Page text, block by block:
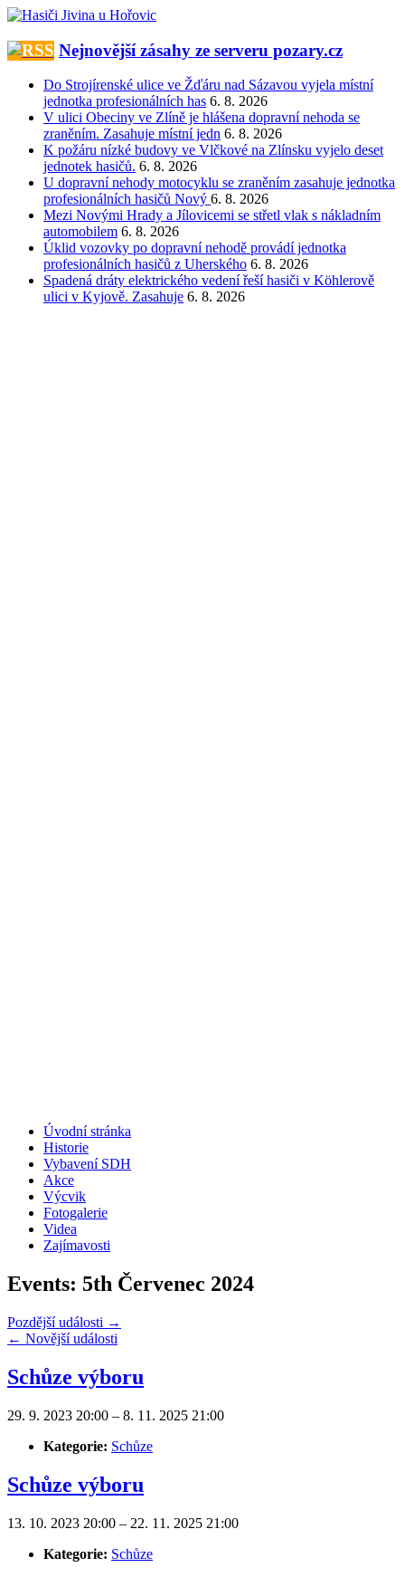
Přeskočit
obsah
Nejnovější zásahy ze serveru pozary.cz
Do Strojírenské ulice ve Žďáru nad Sázavou vyjela místní
jednotka profesionálních has 6. 8. 2026
V ulici Obeciny ve Zlíně je hlášena dopravní nehoda se
zraněním. Zasahuje místní jedn 6. 8. 2026
K požáru nízké budovy ve Vlčkové na Zlínsku vyjelo deset
jednotek hasičů. 6. 8. 2026
U dopravní nehody motocyklu se zraněním zasahuje jednotka
profesionálních hasičů Nový 6. 8. 2026
Mezi Novými Hrady a Jílovicemi se střetl vlak s nákladním
automobilem 6. 8. 2026
Úklid vozovky po dopravní nehodě provádí jednotka
profesionálních hasičů z Uherského 6. 8. 2026
Spadená dráty elektrického vedení řeší hasiči v Köhlerově
ulici v Kyjově. Zasahuje 6. 8. 2026
Úvodní stránka
Historie
Vybavení SDH
Akce
Výcvik
Fotogalerie
Videa
Zajímavosti
Events: 5th Červenec 2024
Pozdější události →
← Novější události
Schůze výboru
29. 9. 2023 20:00 – 8. 11. 2025 21:00
Kategorie: Schůze
Schůze výboru
13. 10. 2023 20:00 – 22. 11. 2025 21:00
Kategorie: Schůze